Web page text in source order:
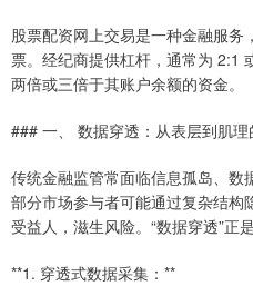
股票配资网上交易是一种金融服
票。经纪商提供杠杆，通常为 2:1
两倍或三倍于其账户余额的资金。
### 一、 数据穿透：从表层到肌理
传统金融监管常面临信息孤岛、数
部分市场参与者可能通过复杂结构
受益人，滋生风险。“数据穿透”正
**1. 穿透式数据采集：**